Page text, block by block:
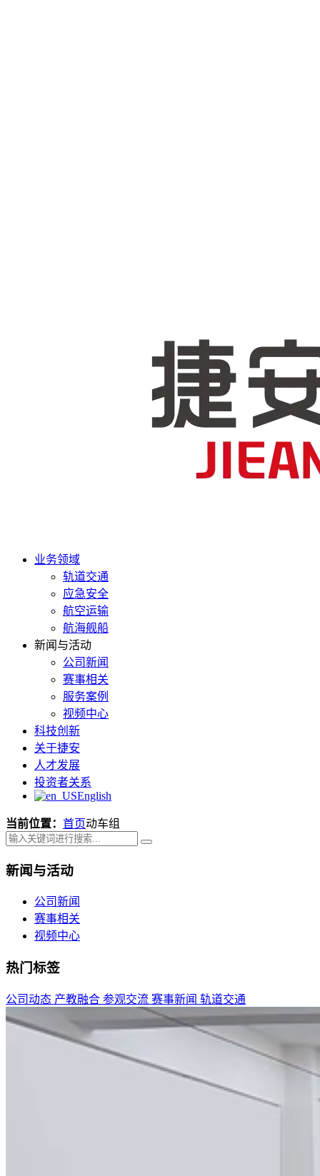
业务领域
轨道交通
应急安全
航空运输
航海舰船
新闻与活动
公司新闻
赛事相关
服务案例
视频中心
科技创新
关于捷安
人才发展
投资者关系
English
当前位置： 首页动车组
新闻与活动
公司新闻
赛事相关
视频中心
热门标签
公司动态 产教融合 参观交流 赛事新闻 轨道交通